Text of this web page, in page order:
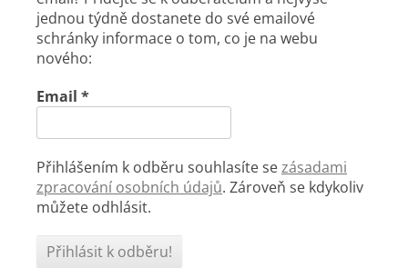
jednou týdně dostanete do své emailové
schránky informace o tom, co je na webu
nového:
Email *
Přihlášením k odběru souhlasíte sezásadami
zpracování osobních údajů. Zároveň se kdykoliv
můžete odhlásit.